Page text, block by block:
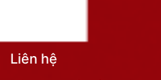
Liên hệ